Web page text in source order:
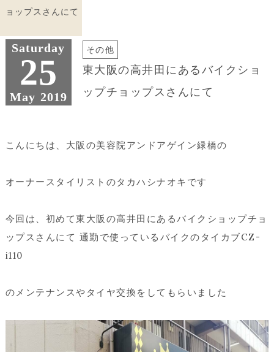
ョップスさんにて
Saturday
25
May 2019
その他
東大阪の高井田にあるバイクショ
ップチョップスさんにて
こんにちは、大阪の美容院アンドアゲイン緑橋の
オーナースタイリストのタカハシナオキです
今回は、初めて東大阪の高井田にあるバイクショップチョ
ップスさんにて 通勤で使っているバイクのタイカブCZ-
i110
のメンテナンスやタイヤ交換をしてもらいました